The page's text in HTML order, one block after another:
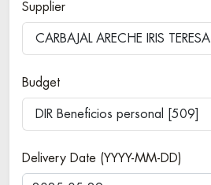
Supplier
CARBAJAL ARECHE IRIS TERESA
Budget
DIR Beneficios personal [509]
Delivery Date (YYYY-MM-DD)